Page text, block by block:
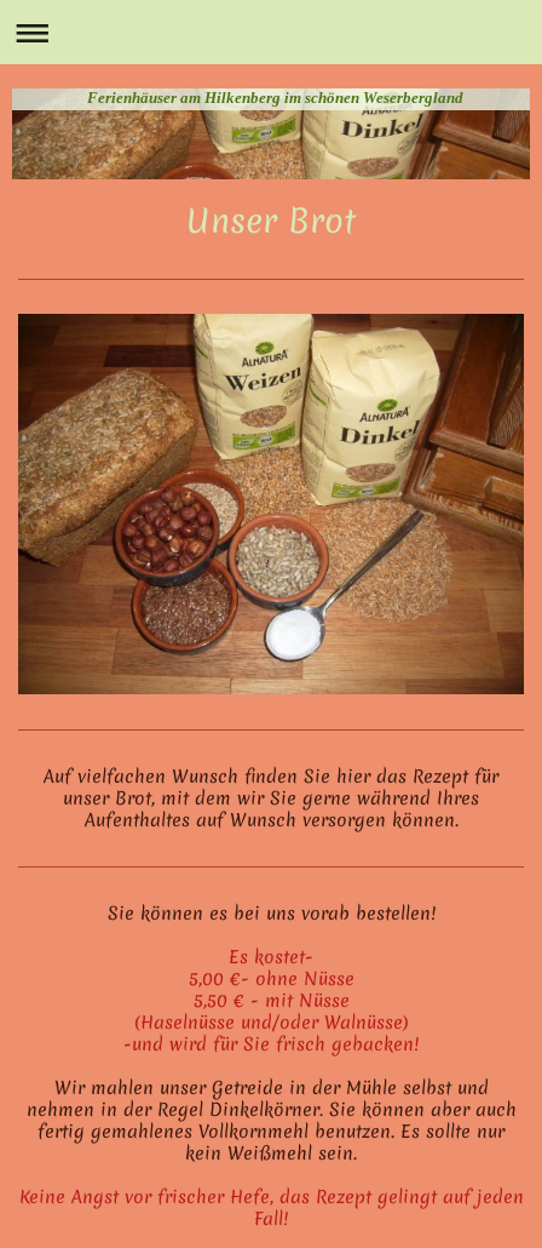
Ferienhäuser am Hilkenberg im schönen Weserbergland
Unser Brot
Auf vielfachen Wunsch finden Sie hier das Rezept für
unser Brot, mit dem wir Sie gerne während Ihres
Aufenthaltes auf Wunsch versorgen können.
Sie können es bei uns vorab bestellen!
Es kostet-
5,00 €- ohne Nüsse
5,50 € - mit Nüsse
(Haselnüsse und/oder Walnüsse)
-und wird für Sie frisch gebacken!
Wir mahlen unser Getreide in der Mühle selbst und
nehmen in der Regel Dinkelkörner. Sie können aber auch
fertig gemahlenes Vollkornmehl benutzen. Es sollte nur
kein Weißmehl sein.
Keine Angst vor frischer Hefe, das Rezept gelingt auf jeden
Fall!